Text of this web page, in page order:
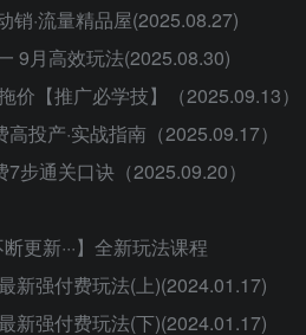
销·流量精品屋(2025.08.27)
9月高效玩法(2025.08.30)
价【推广必学技】（2025.09.13）
高投产·实战指南（2025.09.17）
7步通关口诀（2025.09.20）
更新···】全新玩法课程
最新强付费玩法(上)(2024.01.17)
最新强付费玩法(下)(2024.01.17)